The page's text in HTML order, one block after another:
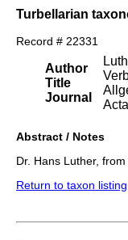
Turbellarian
Record # 22331
Author
Title
Journal
Abstract / Notes
Dr. Hans Luther,
Return to taxon listing